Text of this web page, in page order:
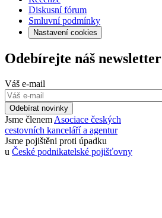
Diskusní fórum
Smluvní podmínky
Nastavení cookies
Odebírejte náš newsletter
Váš e-mail
Odebírat novinky
Jsme členem Asociace českých
cestovních kanceláří a agentur
Jsme pojištěni proti úpadku
u České podnikatelské pojišťovny